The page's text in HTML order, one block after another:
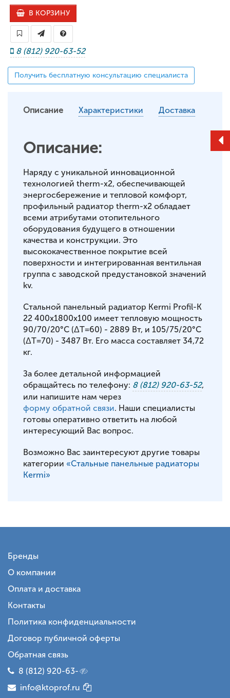
В КОРЗИНУ
8 (812) 920-63-52
Получить бесплатную консультацию специалиста
Описание Характеристики Доставка
Описание:
Наряду с уникальной инновационной
технологией therm-x2, обеспечивающей
энергосбережение и тепловой комфорт,
профильный радиатор therm-x2 обладает
всеми атрибутами отопительного
оборудования будущего в отношении
качества и конструкции. Это
высококачественное покрытие всей
поверхности и интегрированная вентильная
группа с заводской предустановкой значений
kv.
Стальной панельный радиатор Kermi Profil-K
22 400x1800x100 имеет тепловую мощность
90/70/20°С (ΔT=60) - 2889 Вт, и 105/75/20°С
(ΔT=70) - 3487 Вт. Его масса составляет 34,72
кг.
За более детальной информацией
обращайтесь по телефону: 8 (812) 920-63-52,
или напишите нам через
форму обратной связи. Наши специалисты
готовы оперативно ответить на любой
интересующий Вас вопрос.
Возможно Вас заинтересуют другие товары
категории «Стальные панельные радиаторы
Kermi»
Бренды
О компании
Оплата и доставка
Контакты
Политика конфиденциальности
Договор публичной оферты
Обратная связь
8 (812) 920-63-
info@ktoprof.ru